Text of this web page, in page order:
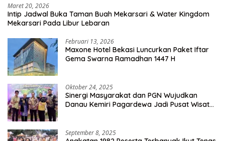
Maret 20, 2026
Intip Jadwal Buka Taman Buah Mekarsari & Water Kingdom
Mekarsari Pada Libur Lebaran
Februari 13, 2026
Maxone Hotel Bekasi Luncurkan Paket Iftar
Gema Swarna Ramadhan 1447 H
Oktober 24, 2025
Sinergi Masyarakat dan PGN Wujudkan
Danau Kemiri Pagardewa Jadi Pusat Wisata
September 8, 2025